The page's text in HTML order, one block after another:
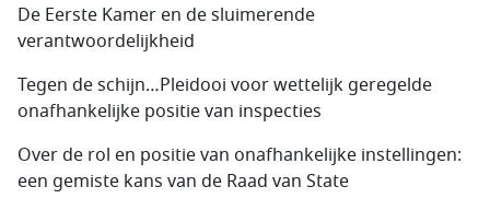
De Eerste Kamer en de sluimerende
verantwoordelijkheid
Tegen de schijn…Pleidooi voor wettelijk geregelde
onafhankelijke positie van inspecties
Over de rol en positie van onafhankelijke instellingen:
een gemiste kans van de Raad van State